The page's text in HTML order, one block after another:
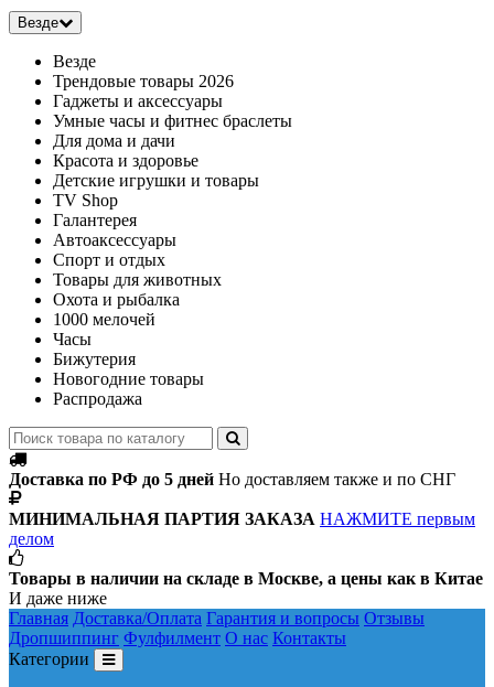
Везде
Везде
Трендовые товары 2026
Гаджеты и аксессуары
Умные часы и фитнес браслеты
Для дома и дачи
Красота и здоровье
Детские игрушки и товары
TV Shop
Галантерея
Автоаксессуары
Спорт и отдых
Товары для животных
Охота и рыбалка
1000 мелочей
Часы
Бижутерия
Новогодние товары
Распродажа
Доставка по РФ до 5 дней Но доставляем также и по СНГ
МИНИМАЛЬНАЯ ПАРТИЯ ЗАКАЗА НАЖМИТЕ первым
делом
Товары в наличии на складе в Москве, а цены как в Китае
И даже ниже
Главная Доставка/Оплата Гарантия и вопросы Отзывы
Дропшиппинг Фулфилмент О нас Контакты
Категории